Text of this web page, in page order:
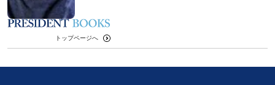
トップページへ